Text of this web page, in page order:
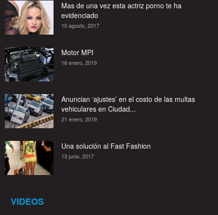
Mas de una vez esta actriz porno te ha
evidenciado
10 agosto, 2017
Motor MPI
16 enero, 2019
Anuncian ‘ajustes’ en el costo de las multas
vehiculares en Ciudad...
21 enero, 2019
Una solución al Fast Fashion
13 junio, 2017
VIDEOS